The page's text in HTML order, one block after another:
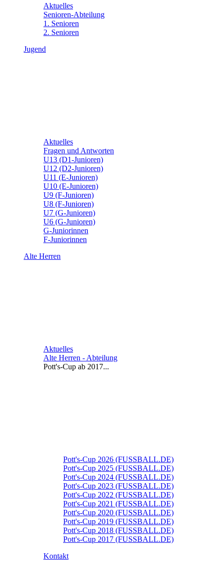
Aktuelles
Senioren-Abteilung
1. Senioren
2. Senioren
Jugend
Aktuelles
Fragen und Antworten
U13 (D1-Junioren)
U12 (D2-Junioren)
U11 (E-Junioren)
U10 (E-Junioren)
U9 (F-Junioren)
U8 (F-Junioren)
U7 (G-Junioren)
U6 (G-Junioren)
G-Juniorinnen
F-Juniorinnen
Alte Herren
Aktuelles
Alte Herren - Abteilung
Pott's-Cup ab 2017...
Pott's-Cup 2026 (FUSSBALL.DE)
Pott's-Cup 2025 (FUSSBALL.DE)
Pott's-Cup 2024 (FUSSBALL.DE)
Pott's-Cup 2023 (FUSSBALL.DE)
Pott's-Cup 2022 (FUSSBALL.DE)
Pott's-Cup 2021 (FUSSBALL.DE)
Pott's-Cup 2020 (FUSSBALL.DE)
Pott's-Cup 2019 (FUSSBALL.DE)
Pott's-Cup 2018 (FUSSBALL.DE)
Pott's-Cup 2017 (FUSSBALL.DE)
Kontakt